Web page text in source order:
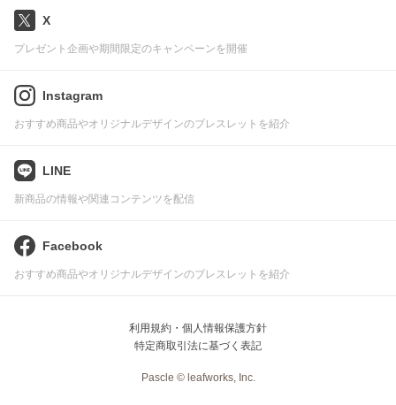
X
プレゼント企画や期間限定のキャンペーンを開催
Instagram
おすすめ商品やオリジナルデザインのブレスレットを紹介
LINE
新商品の情報や関連コンテンツを配信
Facebook
おすすめ商品やオリジナルデザインのブレスレットを紹介
利用規約・個人情報保護方針
特定商取引法に基づく表記
Pascle © leafworks, Inc.